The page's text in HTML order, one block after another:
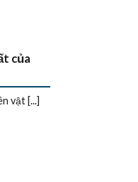
của
vật [...]